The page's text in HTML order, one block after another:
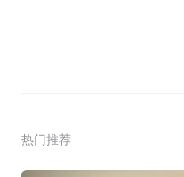
热门推荐